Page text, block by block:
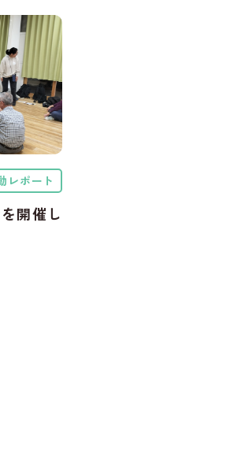
レポート
開催し